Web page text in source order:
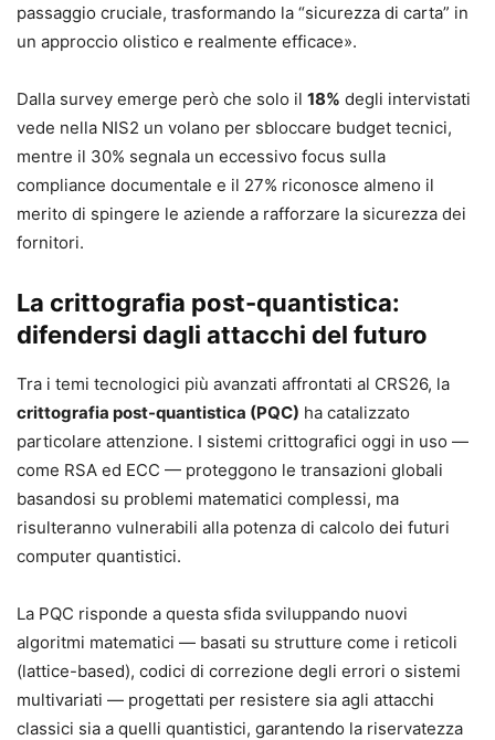
passaggio cruciale, trasformando la “sicurezza di carta” in
un approccio olistico e realmente efficace».
Dalla survey emerge però che solo il 18% degli intervistati
vede nella NIS2 un volano per sbloccare budget tecnici,
mentre il 30% segnala un eccessivo focus sulla
compliance documentale e il 27% riconosce almeno il
merito di spingere le aziende a rafforzare la sicurezza dei
fornitori.
La crittografia post-quantistica:
difendersi dagli attacchi del futuro
Tra i temi tecnologici più avanzati affrontati al CRS26, la
crittografia post-quantistica (PQC) ha catalizzato
particolare attenzione. I sistemi crittografici oggi in uso —
come RSA ed ECC — proteggono le transazioni globali
basandosi su problemi matematici complessi, ma
risulteranno vulnerabili alla potenza di calcolo dei futuri
computer quantistici.
La PQC risponde a questa sfida sviluppando nuovi
algoritmi matematici — basati su strutture come i reticoli
(lattice-based), codici di correzione degli errori o sistemi
multivariati — progettati per resistere sia agli attacchi
classici sia a quelli quantistici, garantendo la riservatezza